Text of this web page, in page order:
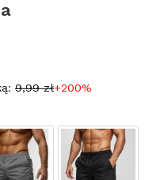
9,99 zł+200%